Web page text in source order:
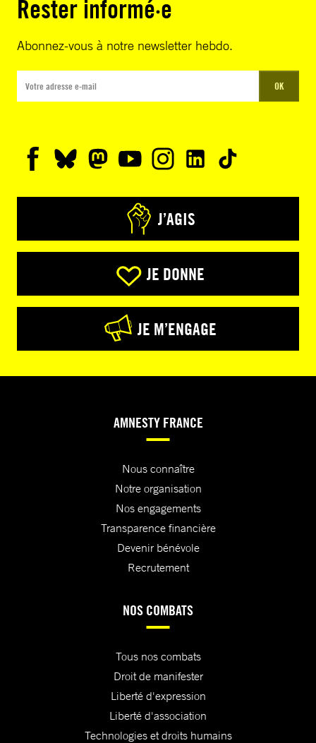
Rester informé·e
Abonnez-vous à notre newsletter hebdo.
OK
J’AGIS
JE DONNE
JE M’ENGAGE
AMNESTY FRANCE
Nous connaître
Notre organisation
Nos engagements
Transparence financière
Devenir bénévole
Recrutement
NOS COMBATS
Tous nos combats
Droit de manifester
Liberté d'expression
Liberté d'association
Technologies et droits humains